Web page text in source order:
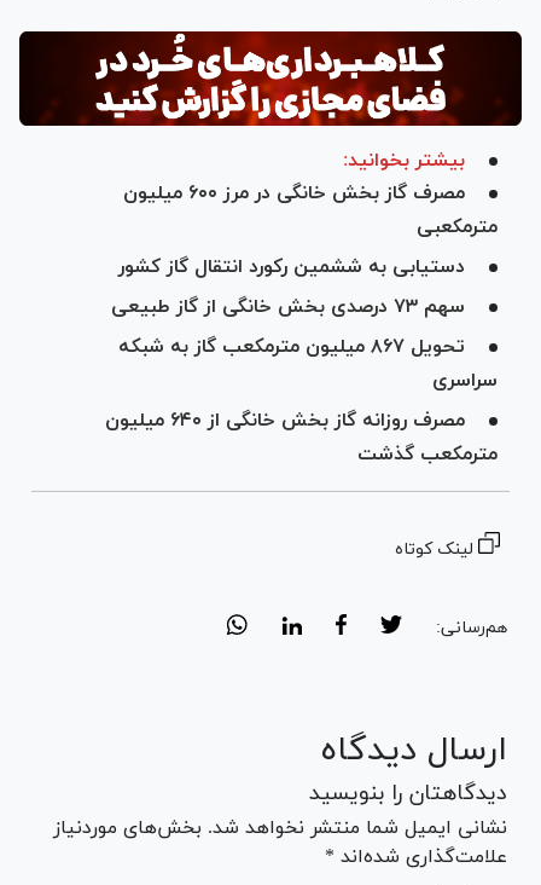
بیشتر بخوانید:
مصرف گاز بخش خانگی در مرز ۶۰۰ میلیون
مترمکعبی
دستیابی به ششمین رکورد انتقال گاز کشور
سهم ۷۳ درصدی بخش خانگی از گاز طبیعی
تحویل ۸۶۷ میلیون مترمکعب گاز به شبکه
سراسری
مصرف روزانه گاز بخش خانگی از ۶۴۰ میلیون
مترمکعب گذشت
لینک کوتاه
هم‌رسانی:
ارسال دیدگاه
دیدگاهتان را بنویسید
نشانی ایمیل شما منتشر نخواهد شد. بخش‌های موردنیاز
علامت‌گذاری شده‌اند *